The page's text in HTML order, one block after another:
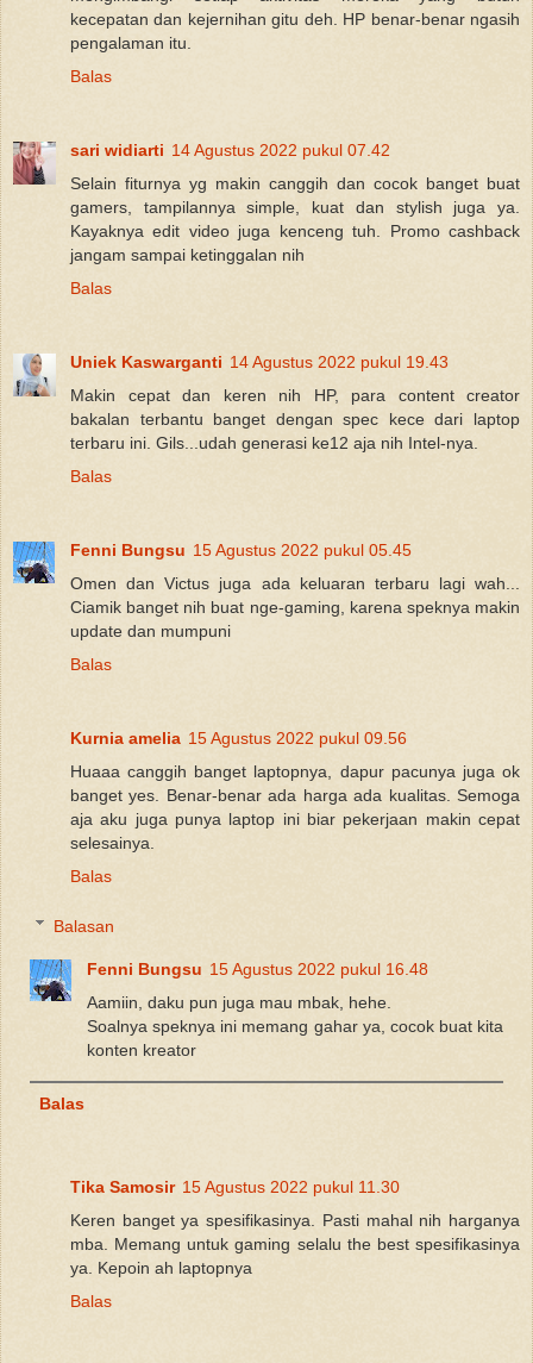
kecepatan dan kejernihan gitu deh. HP benar-benar ngasih
pengalaman itu.
Balas
sari widiarti 14 Agustus 2022 pukul 07.42
Selain fiturnya yg makin canggih dan cocok banget buat
gamers, tampilannya simple, kuat dan stylish juga ya.
Kayaknya edit video juga kenceng tuh. Promo cashback
jangam sampai ketinggalan nih
Balas
Uniek Kaswarganti 14 Agustus 2022 pukul 19.43
Makin cepat dan keren nih HP, para content creator
bakalan terbantu banget dengan spec kece dari laptop
terbaru ini. Gils...udah generasi ke12 aja nih Intel-nya.
Balas
Fenni Bungsu 15 Agustus 2022 pukul 05.45
Omen dan Victus juga ada keluaran terbaru lagi wah...
Ciamik banget nih buat nge-gaming, karena speknya makin
update dan mumpuni
Balas
Kurnia amelia 15 Agustus 2022 pukul 09.56
Huaaa canggih banget laptopnya, dapur pacunya juga ok
banget yes. Benar-benar ada harga ada kualitas. Semoga
aja aku juga punya laptop ini biar pekerjaan makin cepat
selesainya.
Balas
Balasan
Fenni Bungsu 15 Agustus 2022 pukul 16.48
Aamiin, daku pun juga mau mbak, hehe.
Soalnya speknya ini memang gahar ya, cocok buat kita
konten kreator
Balas
Tika Samosir 15 Agustus 2022 pukul 11.30
Keren banget ya spesifikasinya. Pasti mahal nih harganya
mba. Memang untuk gaming selalu the best spesifikasinya
ya. Kepoin ah laptopnya
Balas